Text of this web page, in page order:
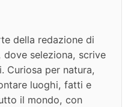
della redazione di
dove seleziona, scrive
Curiosa per natura,
luoghi, fatti e
il mondo, con